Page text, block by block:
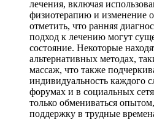
лечения, включая
физиотерапию и изменение
отметить, что ранняя
подход к лечению могут
состояние. Некоторые
альтернативных методах,
массаж, что также
индивидуальность каждого
форумах и в социальных
только обмениваться
поддержку в трудные